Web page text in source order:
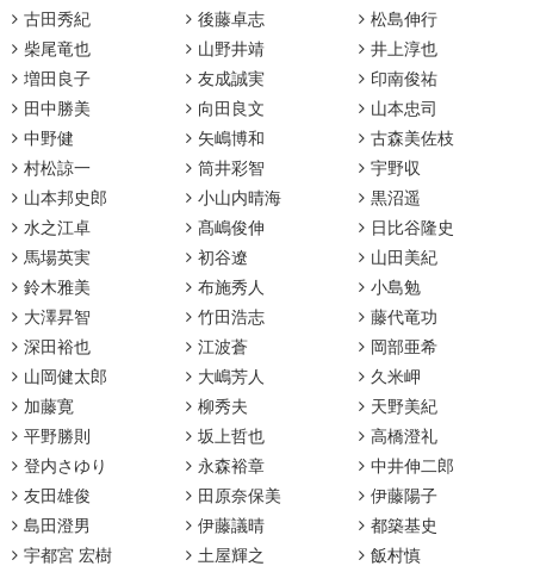
古田秀紀
後藤卓志
松島伸行
柴尾竜也
山野井靖
井上淳也
増田良子
友成誠実
印南俊祐
田中勝美
向田良文
山本忠司
中野健
矢嶋博和
古森美佐枝
村松諒一
筒井彩智
宇野収
山本邦史郎
小山内晴海
黒沼遥
水之江卓
髙嶋俊伸
日比谷隆史
馬場英実
初谷遼
山田美紀
鈴木雅美
布施秀人
小島勉
大澤昇智
竹田浩志
藤代竜功
深田裕也
江波蒼
岡部亜希
山岡健太郎
大嶋芳人
久米岬
加藤寛
柳秀夫
天野美紀
平野勝則
坂上哲也
高橋澄礼
登内さゆり
永森裕章
中井伸二郎
友田雄俊
田原奈保美
伊藤陽子
島田澄男
伊藤議晴
都築基史
宇都宮 宏樹
土屋輝之
飯村慎